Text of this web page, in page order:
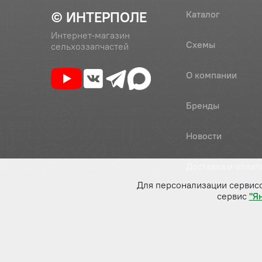
© ИНТЕРПОЛЕ
Интернет-магазин
сельхоззапчастей
Каталог
Схемы
О компании
Бренды
Новости
Для персонализации
сервис